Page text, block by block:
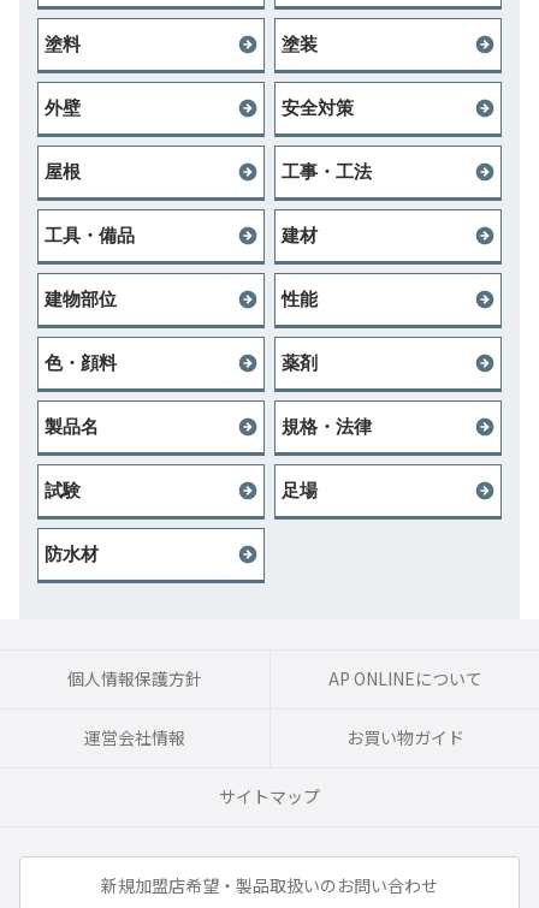
塗料 塗装
外壁 安全対策
屋根 工事・工法
工具・備品 建材
建物部位 性能
色・顔料 薬剤
製品名 規格・法律
試験 足場
防水材
個人情報保護方針 AP ONLINEについて
運営会社情報 お買い物ガイド
サイトマップ
新規加盟店希望・製品取扱いのお問い合わせ